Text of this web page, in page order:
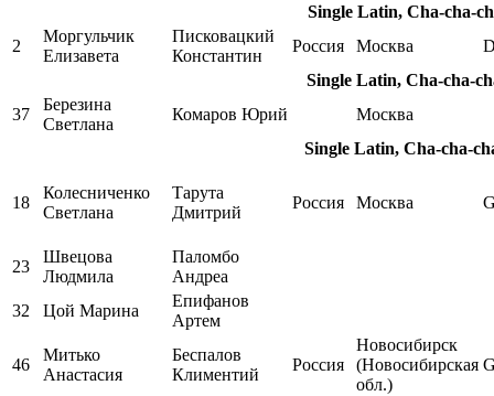
Single Latin, Cha-cha-
2
Моргульчик
Елизавета
Писковацкий
Константин
Россия Москва
Single Latin, Cha-cha-
37
Березина
Светлана
Комаров Юрий
Москва
Single Latin, Cha-cha-
18
Колесниченко
Светлана
Тарута
Дмитрий
Россия Москва
23
Швецова
Людмила
Паломбо
Андреа
32
Цой Марина
Епифанов
Артем
46
Митько
Анастасия
Беспалов
Климентий
Россия
Новосибирск
(Новосибирская
обл.)